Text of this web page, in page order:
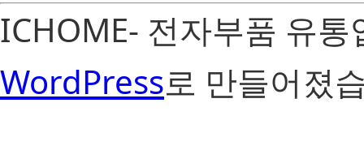
ICHOME- 전자부품 유
WordPress로 만들어졌